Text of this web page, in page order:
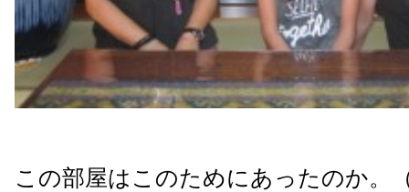
この部屋はこのためにあったのか。